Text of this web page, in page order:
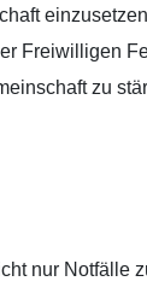
Freiwilligen
zu
nur Notfälle